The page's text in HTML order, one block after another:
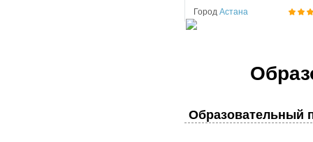
Город Астана
Образовательный